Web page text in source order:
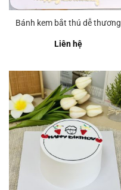
Bánh kem bắt thú dễ thương
Liên hệ